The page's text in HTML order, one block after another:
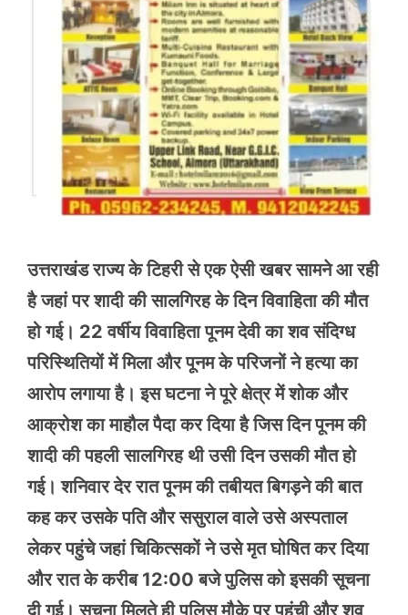
उत्तराखंड राज्य के टिहरी से एक ऐसी खबर सामने आ रही
है जहां पर शादी की सालगिरह के दिन विवाहिता की मौत
हो गई। 22 वर्षीय विवाहिता पूनम देवी का शव संदिग्ध
परिस्थितियों में मिला और पूनम के परिजनों ने हत्या का
आरोप लगाया है। इस घटना ने पूरे क्षेत्र में शोक और
आक्रोश का माहौल पैदा कर दिया है जिस दिन पूनम की
शादी की पहली सालगिरह थी उसी दिन उसकी मौत हो
गई। शनिवार देर रात पूनम की तबीयत बिगड़ने की बात
कह कर उसके पति और ससुराल वाले उसे अस्पताल
लेकर पहुंचे जहां चिकित्सकों ने उसे मृत घोषित कर दिया
और रात के करीब 12:00 बजे पुलिस को इसकी सूचना
दी गई। सूचना मिलते ही पुलिस मौके पर पहुंची और शव